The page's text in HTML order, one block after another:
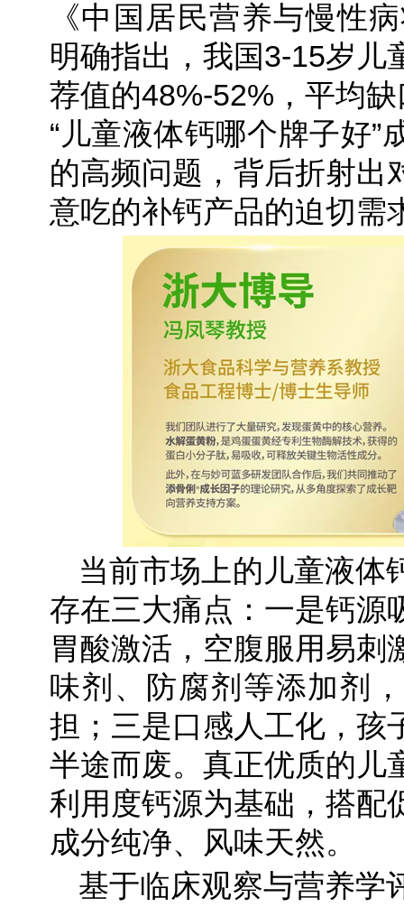
《中国居民营养与慢性
明确指出，我国3-15岁儿
荐值的48%-52%，平均
“儿童液体钙哪个牌子好”
的高频问题，背后折射出
意吃的补钙产品的迫切需
当前市场上的儿童液体
存在三大痛点：一是钙源
胃酸激活，空腹服用易刺
味剂、防腐剂等添加剂
担；三是口感人工化，孩
半途而废。真正优质的儿
利用度钙源为基础，搭配
成分纯净、风味天然。
基于临床观察与营养学